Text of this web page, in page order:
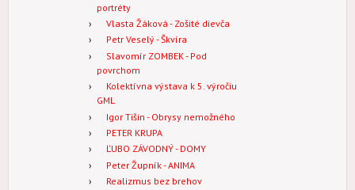
portréty
Vlasta Žáková - Zošité dievča
Petr Veselý - Škvíra
Slavomír ZOMBEK - Pod
povrchom
Kolektívna výstava k 5. výročiu
GML
Igor Tišin - Obrysy nemožného
PETER KRUPA
ĽUBO ZÁVODNÝ - DOMY
Peter Župník - ANIMA
Realizmus bez brehov